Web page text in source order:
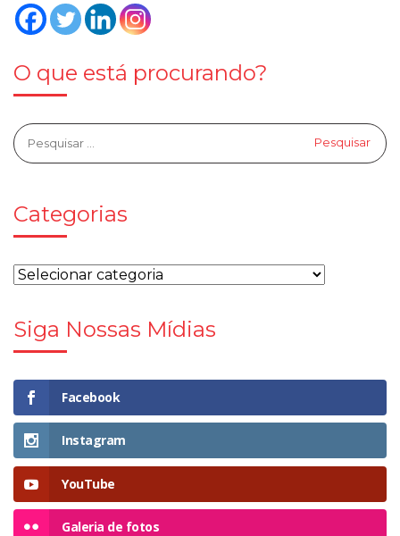
O que está procurando?
Categorias
Siga Nossas Mídias
Facebook
Instagram
YouTube
Galeria de fotos